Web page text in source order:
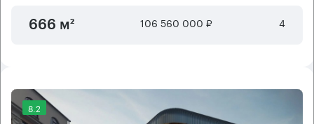
666 м² 106 560 000 ₽ 4
8.2